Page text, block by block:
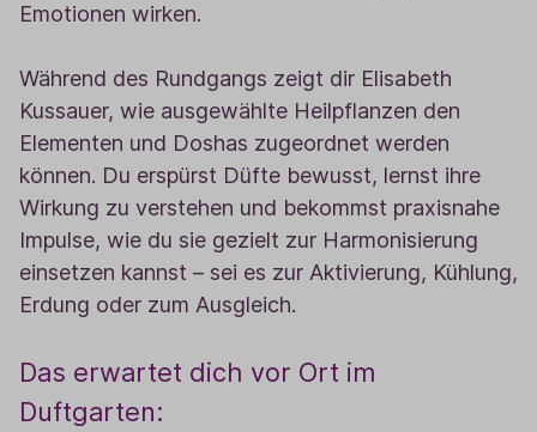
Emotionen wirken.
Während des Rundgangs zeigt dir Elisabeth
Kussauer, wie ausgewählte Heilpflanzen den
Elementen und Doshas zugeordnet werden
können. Du erspürst Düfte bewusst, lernst ihre
Wirkung zu verstehen und bekommst praxisnahe
Impulse, wie du sie gezielt zur Harmonisierung
einsetzen kannst – sei es zur Aktivierung, Kühlung,
Erdung oder zum Ausgleich.
Das erwartet dich vor Ort im
Duftgarten: